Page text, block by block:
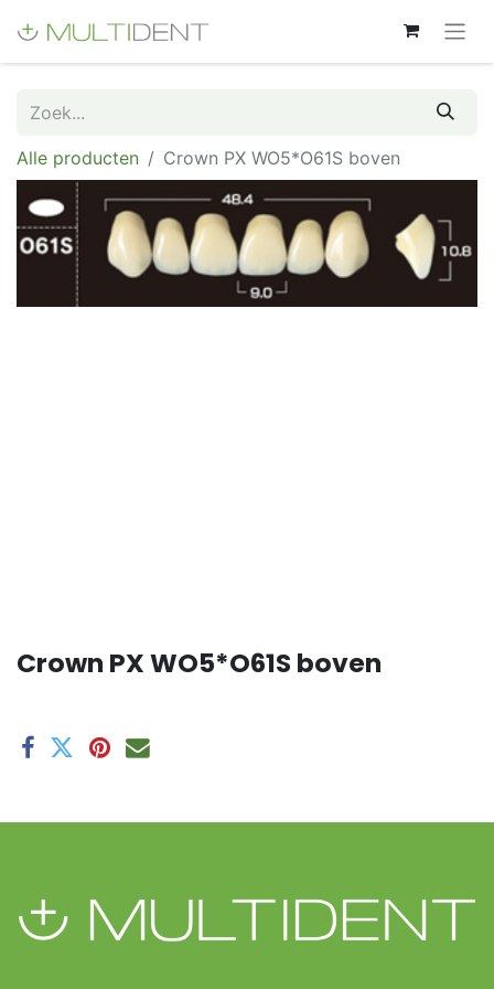
Alle producten Crown PX WO5*O61S boven
Crown PX WO5*O61S boven